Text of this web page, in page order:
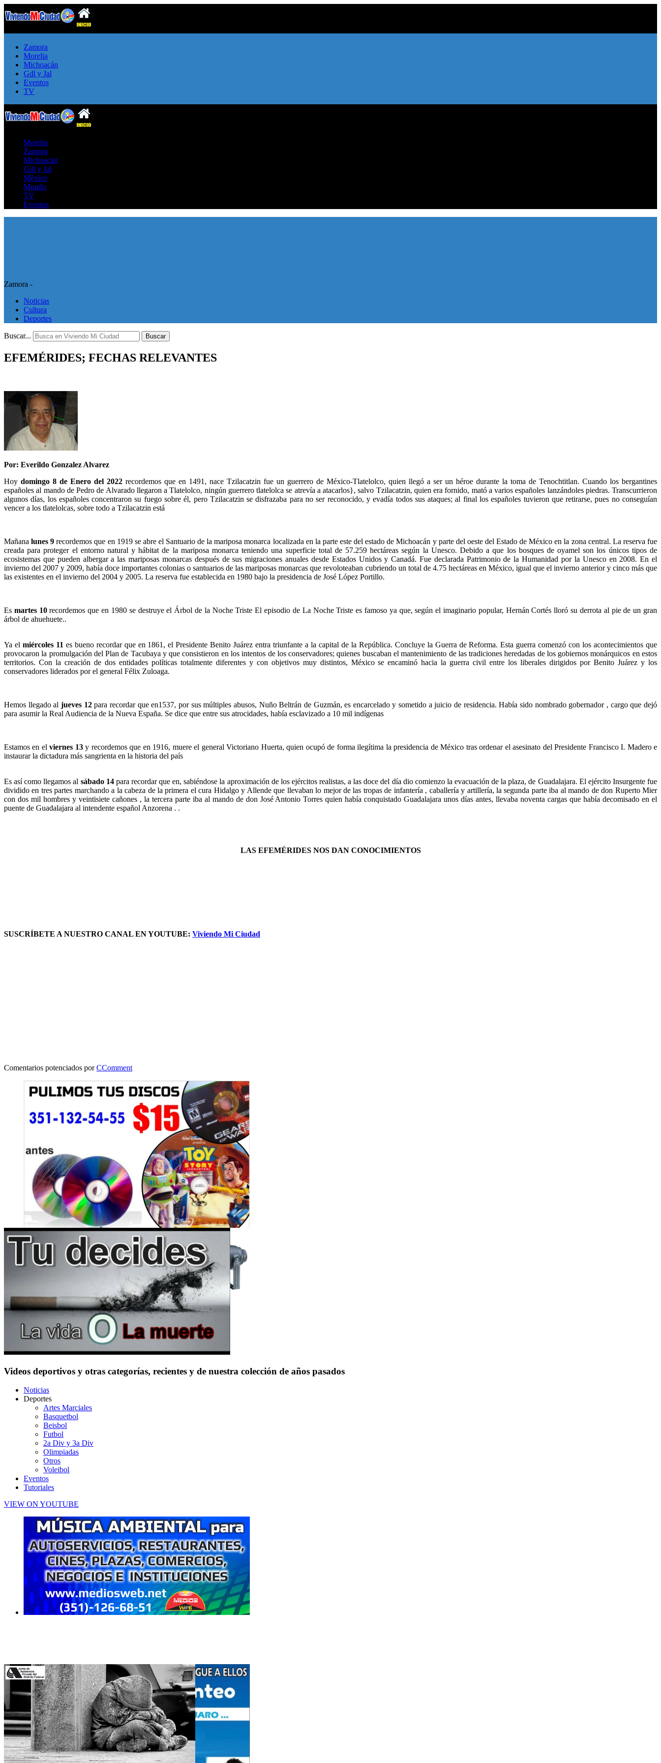
Zamora
Morelia
Michoacán
Gdl y Jal
Eventos
TV
Morelia
Zamora
Michoacán
Gdl y Jal
México
Mundo
TV
Eventos
Zamora -
Noticias
Cultura
Deportes
Buscar... Buscar
EFEMÉRIDES; FECHAS RELEVANTES
Por: Everildo Gonzalez Alvarez
Hoy domingo 8 de Enero del 2022 recordemos que en 1491, nace Tzilacatzin fue un guerrero de México-Tlatelolco, quien llegó a ser un héroe durante la toma de Tenochtitlan. Cuando los bergantines
españoles al mando de Pedro de Alvarado llegaron a Tlatelolco, ningún guerrero tlatelolca se atrevía a atacarlos}, salvo Tzilacatzin, quien era fornido, mató a varios españoles lanzándoles piedras. Transcurrieron
algunos días, los españoles concentraron su fuego sobre él, pero Tzilacatzin se disfrazaba para no ser reconocido, y evadía todos sus ataques; al final los españoles tuvieron que retirarse, pues no conseguían
vencer a los tlatelolcas, sobre todo a Tzilacatzin está
Mañana lunes 9 recordemos que en 1919 se abre el Santuario de la mariposa monarca localizada en la parte este del estado de Michoacán y parte del oeste del Estado de México en la zona central. La reserva fue
creada para proteger el entorno natural y hábitat de la mariposa monarca teniendo una superficie total de 57.259 hectáreas según la Unesco. Debido a que los bosques de oyamel son los únicos tipos de
ecosistemas que pueden albergar a las mariposas monarcas después de sus migraciones anuales desde Estados Unidos y Canadá. Fue declarada Patrimonio de la Humanidad por la Unesco en 2008. En el
invierno del 2007 y 2009, había doce importantes colonias o santuarios de las mariposas monarcas que revoloteaban cubriendo un total de 4.75 hectáreas en México, igual que el invierno anterior y cinco más que
las existentes en el invierno del 2004 y 2005. La reserva fue establecida en 1980 bajo la presidencia de José López Portillo.
Es martes 10recordemos que en 1980 se destruye el Árbol de la Noche Triste El episodio de La Noche Triste es famoso ya que, según el imaginario popular, Hernán Cortés lloró su derrota al pie de un gran
árbol de ahuehuete..
Ya el miércoles 11 es bueno recordar que en 1861, el Presidente Benito Juárez entra triunfante a la capital de la República. Concluye la Guerra de Reforma. Esta guerra comenzó con los acontecimientos que
provocaron la promulgación del Plan de Tacubaya y que consistieron en los intentos de los conservadores; quienes buscaban el mantenimiento de las tradiciones heredadas de los gobiernos monárquicos en estos
territorios. Con la creación de dos entidades políticas totalmente diferentes y con objetivos muy distintos, México se encaminó hacia la guerra civil entre los liberales dirigidos por Benito Juárez y los
conservadores liderados por el general Félix Zuloaga.
Hemos llegado al jueves 12para recordar que en1537, por sus múltiples abusos, Nuño Beltrán de Guzmán, es encarcelado y sometido a juicio de residencia. Había sido nombrado gobernador , cargo que dejó
para asumir la Real Audiencia de la Nueva España. Se dice que entre sus atrocidades, había esclavizado a 10 mil indígenas
Estamos en el viernes 13y recordemos que en 1916, muere el general Victoriano Huerta, quien ocupó de forma ilegítima la presidencia de México tras ordenar el asesinato del Presidente Francisco I. Madero e
instaurar la dictadura más sangrienta en la historia del país
Es así como llegamos al sábado 14para recordar que en, sabiéndose la aproximación de los ejércitos realistas, a las doce del día dio comienzo la evacuación de la plaza, de Guadalajara. El ejército Insurgente fue
dividido en tres partes marchando a la cabeza de la primera el cura Hidalgo y Allende que llevaban lo mejor de las tropas de infantería , caballería y artillería, la segunda parte iba al mando de don Ruperto Mier
con dos mil hombres y veintisiete cañones , la tercera parte iba al mando de don José Antonio Torres quien había conquistado Guadalajara unos días antes, llevaba noventa cargas que había decomisado en el
puente de Guadalajara al intendente español Anzorena . .
LAS EFEMÉRIDES NOS DAN CONOCIMIENTOS
SUSCRÍBETE A NUESTRO CANAL EN YOUTUBE: Viviendo Mi Ciudad
Comentarios potenciados porCComment
Videos deportivos y otras categorías, recientes y de nuestra colección de años pasados
Noticias
Deportes
Artes Marciales
Basquetbol
Beisbol
Futbol
2a Div y 3a Div
Olimpiadas
Otros
Voleibol
Eventos
Tutoriales
VIEW ON YOUTUBE